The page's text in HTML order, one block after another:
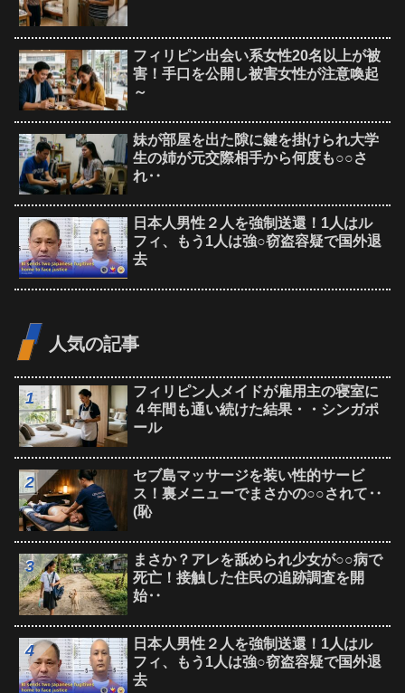
フィリピン出会い系女性20名以上が被
害！手口を公開し被害女性が注意喚起
～
妹が部屋を出た隙に鍵を掛けられ大学
生の姉が元交際相手から何度も○○さ
れ‥
日本人男性２人を強制送還！1人はル
フィ、もう1人は強○窃盗容疑で国外退
去
人気の記事
フィリピン人メイドが雇用主の寝室に
４年間も通い続けた結果・・シンガポ
ール
セブ島マッサージを装い性的サービ
ス！裏メニューでまさかの○○されて‥
(恥
まさか？アレを舐められ少女が○○病で
死亡！接触した住民の追跡調査を開
始‥
日本人男性２人を強制送還！1人はル
フィ、もう1人は強○窃盗容疑で国外退
去